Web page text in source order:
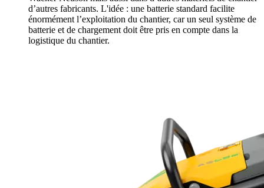
d’autres fabricants. L'idée : une batterie standard facilite
énormément l’exploitation du chantier, car un seul système de
batterie et de chargement doit être pris en compte dans la
logistique du chantier.